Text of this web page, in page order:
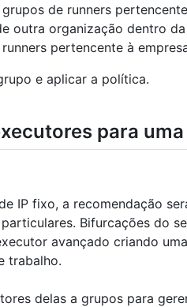
de runners
outra organização dentro
pertencente à
e aplicar a política.
para
IP fixo, a recomendação
Bifurcações do
avançado criando
trabalho.
delas a grupos para